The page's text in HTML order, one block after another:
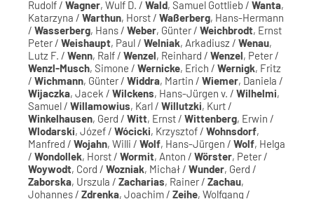
Rudolf / Wagner, Wulf D. / Wald, Samuel Gottlieb / Wanta,
Katarzyna / Warthun, Horst / Waßerberg, Hans-Hermann
/ Wasserberg, Hans / Weber, Günter / Weichbrodt, Ernst
Peter / Weishaupt, Paul / Welniak, Arkadiusz / Wenau,
Lutz F. / Wenn, Ralf / Wenzel, Reinhard / Wenzel, Peter /
Wenzl-Musch, Simone / Wernicke, Erich / Wernigk, Fritz
/ Wichmann, Günter / Widdra, Martin / Wiemer, Daniela /
Wijaczka, Jacek / Wilckens, Hans-Jürgen v. / Wilhelmi,
Samuel / Willamowius, Karl / Willutzki, Kurt /
Winkelhausen, Gerd / Witt, Ernst / Wittenberg, Erwin /
Wlodarski, Józef / Wócicki, Krzysztof / Wohnsdorf,
Manfred / Wojahn, Willi / Wolf, Hans-Jürgen / Wolf, Helga
/ Wondollek, Horst / Wormit, Anton / Wörster, Peter /
Woywodt, Cord / Wozniak, Michał / Wunder, Gerd /
Zaborska, Urszula / Zacharias, Rainer / Zachau,
Johannes / Zdrenka, Joachim / Zeihe, Wolfgang /